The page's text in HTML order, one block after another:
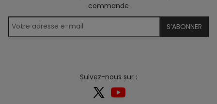
commande
S’ABONNER
Suivez-nous sur :